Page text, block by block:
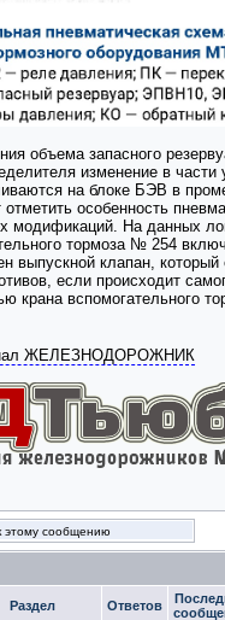
объема запасного
изменение в
на блоке БЭВ в
особенность
модификаций. На данных
тормоза № 254
выпускной клапан,
если происходит
крана вспомогательного
ЖЕЛЕЗНОДОРОЖНИК
этому сообщению
Раздел Ответов